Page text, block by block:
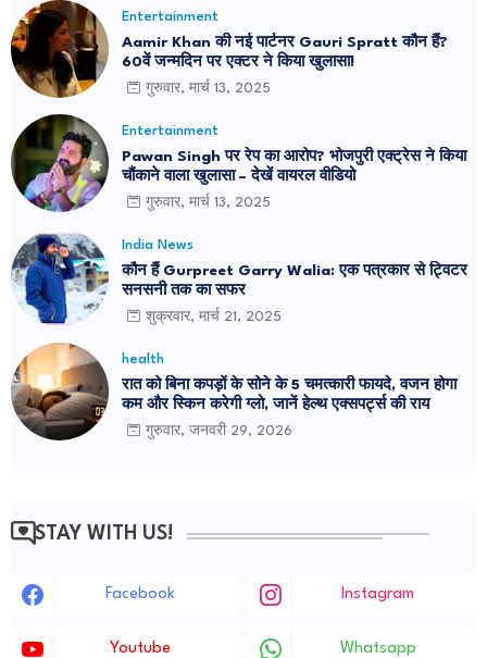
Entertainment
Aamir Khan की नई पार्टनर Gauri Spratt कौन हैं?
60वें जन्मदिन पर एक्टर ने किया खुलासा!
गुरुवार, मार्च 13, 2025
Entertainment
Pawan Singh पर रेप का आरोप? भोजपुरी एक्ट्रेस ने किया
चौंकाने वाला खुलासा – देखें वायरल वीडियो
गुरुवार, मार्च 13, 2025
India News
कौन हैं Gurpreet Garry Walia: एक पत्रकार से ट्विटर
सनसनी तक का सफर
शुक्रवार, मार्च 21, 2025
health
रात को बिना कपड़ों के सोने के 5 चमत्कारी फायदे, वजन होगा
कम और स्किन करेगी ग्लो, जानें हेल्थ एक्सपर्ट्स की राय
गुरुवार, जनवरी 29, 2026
STAY WITH US!
Facebook Instagram
Youtube Whatsapp